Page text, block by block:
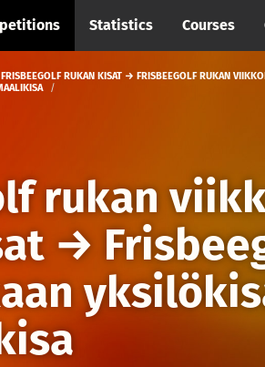
Statistics Courses
RUKAN KISAT → FRISBEEGOLF RUKAN
rukan
→